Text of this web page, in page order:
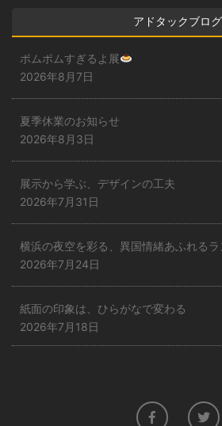
アドタックブログ
ポムポムすぎるよ展
2026年8月7日
夏季休業のお知らせ
2026年8月3日
展示から学ぶ、デザインの工夫
2026年7月31日
横浜の夜空を彩る、異国情緒あふれるラ
2026年7月24日
紙面の印象は、ひらがなで変わる
2026年7月18日